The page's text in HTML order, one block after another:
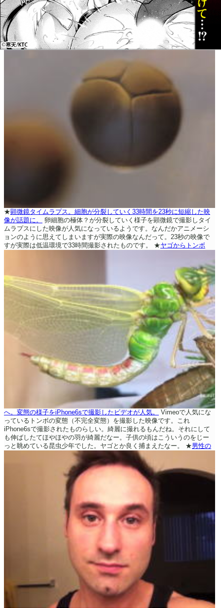
★顕微鏡タイムラプス。細胞が分裂していく33時間を23秒に短縮した映
像が話題に。
卵細胞の極体？が分裂していく様子を顕微鏡で撮影しタイ
ムラプスにした映像が人気になっているようです。なんだかアニメーシ
ョンのように思えてしまいますが実際の映像なんだって。23秒の映像で
すが実際は低温環境で33時間撮影されたものです。
★ヤゴからトンボ
へ。変態の様子をiPhone6sで撮影したビデオが人気。
Vimeoで人気にな
っているトンボの変態（不完全変態）を撮影した映像です。これ
iPhone6sで撮影されたものらしい。綺麗に撮れるもんだね。それにして
も伸ばしたてほやほやの羽が綺麗だなー。子供の頃はこういうのをじー
っと眺めている昆虫少年でした。ヤゴとか良く捕まえたなー。
★男性の